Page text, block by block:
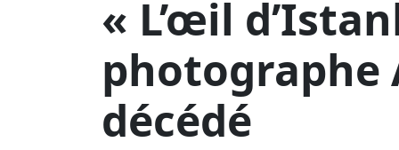
« L’œil
photographe
décédé